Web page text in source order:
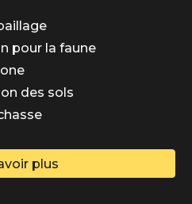
pour la faune
des sols
plus